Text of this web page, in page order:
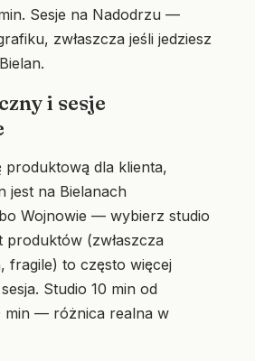
Sesje na Nadodrzu —
zwłaszcza jeśli jedziesz
i sesje
produktową dla klienta,
jest na Bielanach
Wojnowie — wybierz studio
produktów (zwłaszcza
fragile) to często więcej
Studio 10 min od
min — różnica realna w